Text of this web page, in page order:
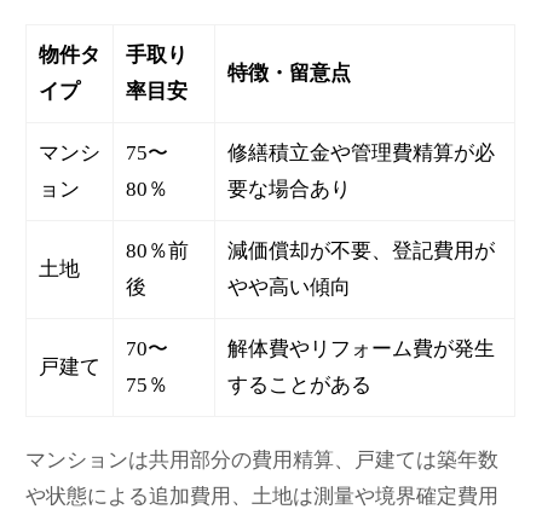
物件タ
イプ
手取り
率目安
特徴・留意点
マンシ
ョン
75〜
80％
修繕積立金や管理費精算が必
要な場合あり
土地
80％前
後
減価償却が不要、登記費用が
やや高い傾向
戸建て
70〜
75％
解体費やリフォーム費が発生
することがある
マンションは共用部分の費用精算、戸建ては築年数
や状態による追加費用、土地は測量や境界確定費用